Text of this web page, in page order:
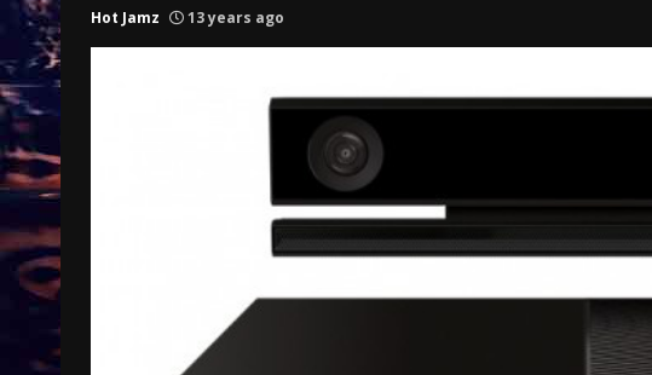
Hot Jamz 13 years ago
Treinkaartjes worden duurder,
abonnementen verdwijnen
9 months ago